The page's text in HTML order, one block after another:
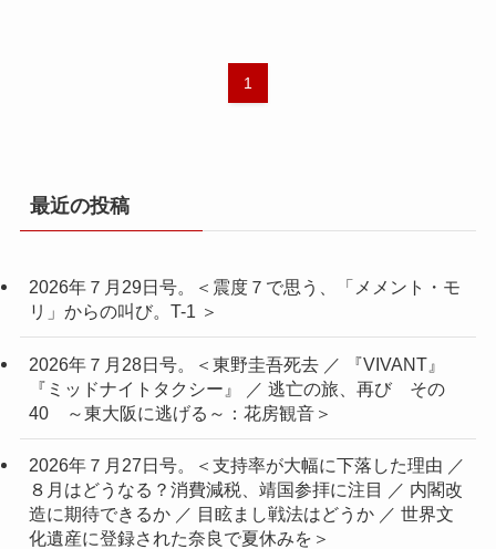
1
最近の投稿
2026年７月29日号。＜震度７で思う、「メメント・モ
リ」からの叫び。T-1 ＞
2026年７月28日号。＜東野圭吾死去 ／ 『VIVANT』
『ミッドナイトタクシー』 ／ 逃亡の旅、再び その
40 ～東大阪に逃げる～：花房観音＞
2026年７月27日号。＜支持率が大幅に下落した理由 ／
８月はどうなる？消費減税、靖国参拝に注目 ／ 内閣改
造に期待できるか ／ 目眩まし戦法はどうか ／ 世界文
化遺産に登録された奈良で夏休みを＞